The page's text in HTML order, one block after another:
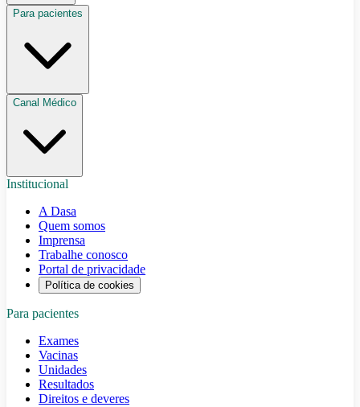
Para pacientes
Canal Médico
Institucional
A Dasa
Quem somos
Imprensa
Trabalhe conosco
Portal de privacidade
Política de cookies
Para pacientes
Exames
Vacinas
Unidades
Resultados
Direitos e deveres